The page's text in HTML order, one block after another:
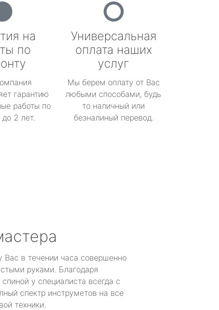
на
по
гарантию
работы по
2 лет.
Универсальная
оплата наших
услуг
Мы берем оплату от Вас
любыми способами, будь
то наличный или
безналиный перевод.
Вас в течении часа совершенно
руками. Благодаря
у специалиста всегда с
спектр инструметов на все
техники.